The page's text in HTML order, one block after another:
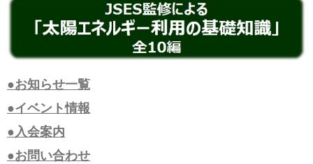
●お知らせ一覧
●イベント情報
●入会案内
●お問い合わせ